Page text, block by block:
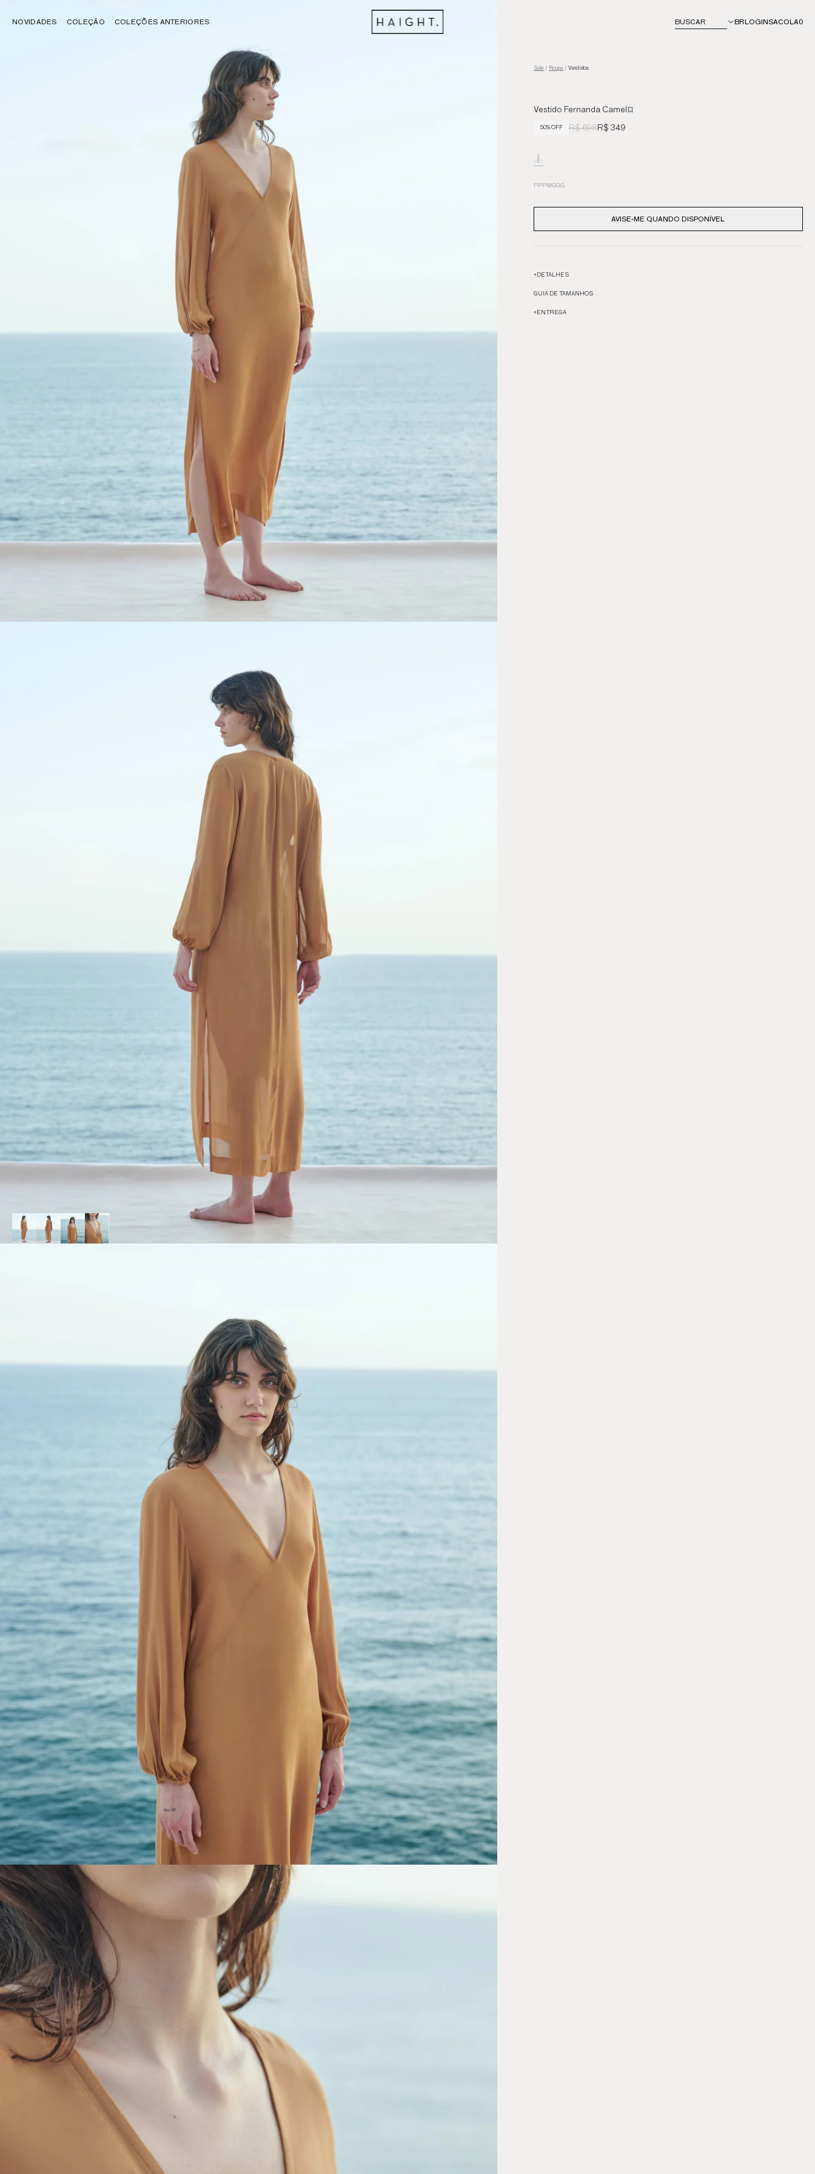
NOVIDADES COLEÇÃO COLEÇÕES ANTERIORES BUSCAR BRLOGINSACOLA0
Sale / Roupa/ Vestidos
Vestido Fernanda Camel
50% OFF R$ 698R$ 349
PPPMGGG
AVISE-ME QUANDO DISPONÍVEL
+DETALHES
GUIA DE TAMANHOS
+ENTREGA